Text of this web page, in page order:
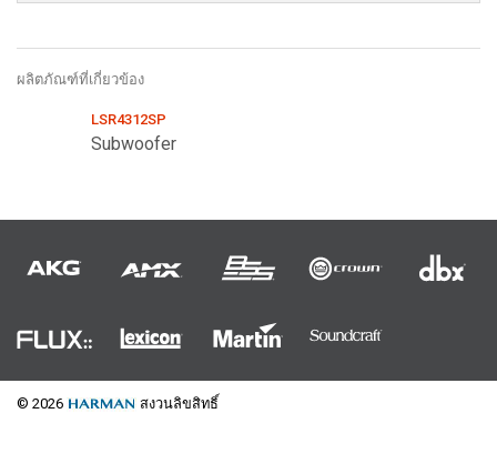
ภาษา/ภูมิภาค
ผลิตภัณฑ์ที่เกี่ยวข้อง
LSR4312SP
Subwoofer
© 2026 สงวนลิขสิทธิ์